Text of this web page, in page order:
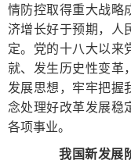
情防控取得重大战略
济增长好于预期，人
定。党的十八大以来
就、发生历史性变革
发展思想，牢牢把握
念处理好改革发展稳
各项事业。
我国新发展